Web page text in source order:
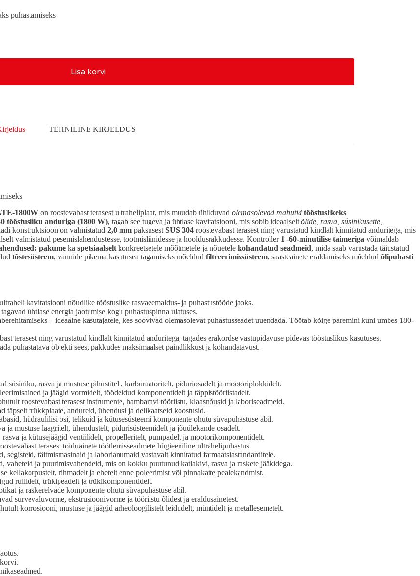
puhastamiseks
Lisa korvi
TEHNILINE KIRJELDUS
1800W on roostevabast terasest ultraheliplaat, mis muudab ühilduvad olemasolevad mahutid tööstuslikeks
tööstusliku anduriga (1800 W), tagab see tugeva ja ühtlase kavitatsiooni, mis sobib ideaalselt õlide, rasva, süsinikusette,
konstruktsioon on valmistatud 2,0 mm paksusest SUS 304 roostevabast terasest ning varustatud kindlalt kinnitatud anduritega, mis
valmistatud pesemislahendustesse, tootmisliinidesse ja hooldusrakkudesse. Kontroller 1–60-minutilise taimeriga võimaldab
pakume ka spetsiaalselt konkreetsetele mõõtmetele ja nõuetele kohandatud seadmeid, mida saab varustada täiustatud
tõstesüsteem, vannide pikema kasutusea tagamiseks mõeldud filtreerimissüsteem, saasteainete eraldamiseks mõeldud õlipuhasti
kavitatsiooni nõudlike tööstuslike rasvaeemaldus- ja puhastustööde jaoks.
ühtlase energia jaotumise kogu puhastuspinna ulatuses.
– ideaalne kasutajatele, kes soovivad olemasolevat puhastusseadet uuendada. Töötab kõige paremini kuni umbes 180-
terasest ning varustatud kindlalt kinnitatud anduritega, tagades erakordse vastupidavuse pidevas tööstuslikus kasutuses.
puhastatava objekti sees, pakkudes maksimaalset paindlikkust ja kohandatavust.
süsiniku, rasva ja mustuse pihustitelt, karburaatoritelt, piduriosadelt ja mootoriplokkidelt.
ja jäägid vormidelt, töödeldud komponentidelt ja täppistööriistadelt.
roostevabast terasest instrumente, hambaravi tööriistu, klaasnõusid ja laboriseadmeid.
täpselt trükkplaate, andureid, ühendusi ja delikaatseid koostusid.
hüdraulilisi osi, telikuid ja kütusesüsteemi komponente ohutu süvapuhastuse abil.
ja mustuse laagritelt, ühendustelt, pidurisüsteemidelt ja jõuülekande osadelt.
ja kütusejäägid ventiilidelt, propelleritelt, pumpadelt ja mootorikomponentidelt.
terasest toiduainete töötlemisseadmete hügieeniline ultrahelipuhastus.
täitmismasinaid ja laborianumaid vastavalt kinnitatud farmaatsiastandarditele.
vaheteid ja puurimisvahendeid, mis on kokku puutunud katlakivi, rasva ja raskete jääkidega.
kellakorpustelt, rihmadelt ja ehetelt enne poleerimist või pinnakatte pealekandmist.
rullidelt, trükipeadelt ja trükikomponentidelt.
ja raskerelvade komponente ohutu süvapuhastuse abil.
survevaluvorme, ekstrusioonivorme ja tööriistu õlidest ja eraldusainetest.
korrosiooni, mustuse ja jäägid arheoloogilistelt leidudelt, müntidelt ja metallesemetelt.